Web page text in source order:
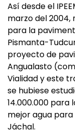
Así desde el
marzo del 2004,
para la
Pismanta-
proyecto de
Angualasto
Vialidad y este
se hubiese
14.000.000 para
mejor agua
Jáchal.